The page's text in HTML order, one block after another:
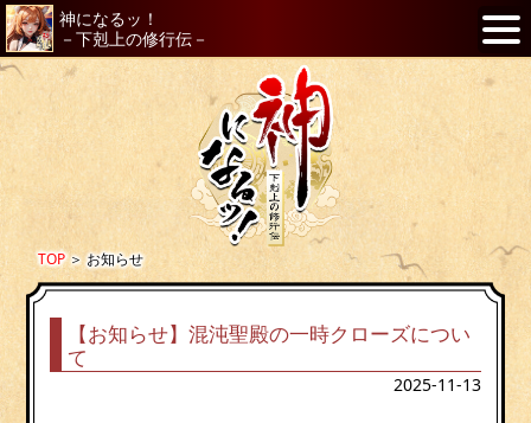
神になるッ！
－下剋上の修行伝－
TOP＞お知らせ
【お知らせ】混沌聖殿の一時クローズについ
て
2025-11-13